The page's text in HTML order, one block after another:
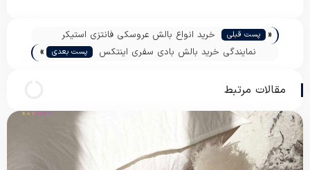
« پست قبلی
خرید انواع بالش عروسکی فانتزی استیکر
نمایندگی خرید بالش بادی سفری اینتکس
پست بعدی »
مقالات مرتبط